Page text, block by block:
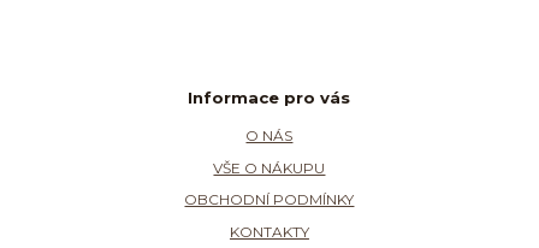
Informace pro vás
O NÁS
VŠE O NÁKUPU
OBCHODNÍ PODMÍNKY
KONTAKTY